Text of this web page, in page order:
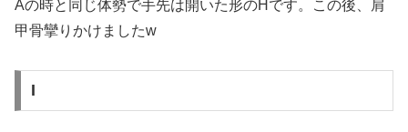
Aの時と同じ体勢で手先は開いた形のHです。この後、肩
甲骨攣りかけましたw
I